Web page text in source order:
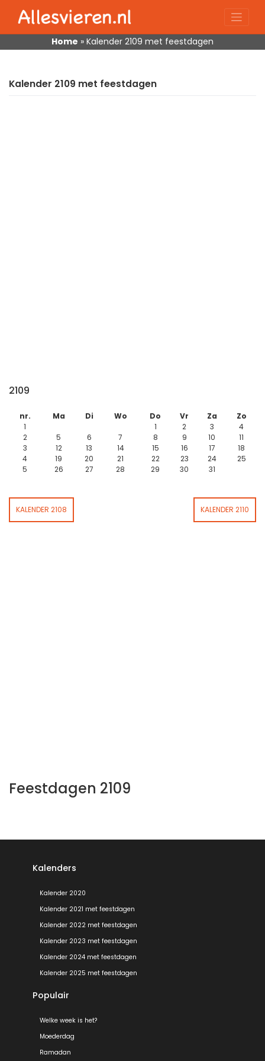
content
Home » Kalender 2109 met feestdagen
Kalender 2109 met feestdagen
2109
nr. Ma Di Wo Do Vr Za
Zo
1
1 2 3
4
2
5 6 7 8 9 10
11
3
12 13 14 15 16 17
18
4
19 20 21 22 23 24
25
5
26 27 28 29 30 31
KALENDER 2108 KALENDER 2110
Feestdagen 2109
Kalenders
Kalender 2020
Kalender 2021 met feestdagen
Kalender 2022 met feestdagen
Kalender 2023 met feestdagen
Kalender 2024 met feestdagen
Kalender 2025 met feestdagen
Populair
Welke week is het?
Moederdag
Ramadan